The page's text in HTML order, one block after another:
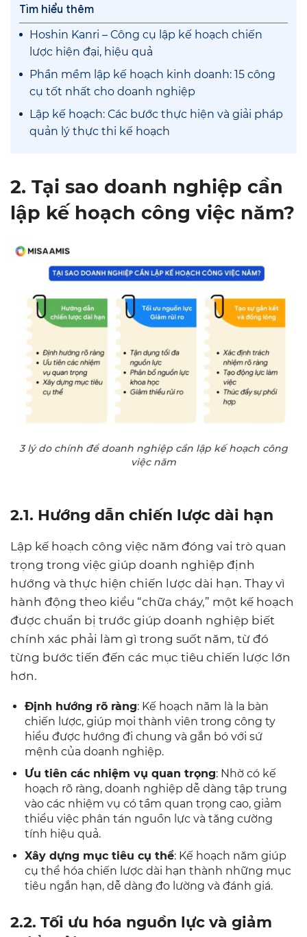
Tìm hiểu thêm
Hoshin Kanri – Công cụ lập kế hoạch chiến
lược hiện đại, hiệu quả
Phần mềm lập kế hoạch kinh doanh: 15 công
cụ tốt nhất cho doanh nghiệp
Lập kế hoạch: Các bước thực hiện và giải pháp
quản lý thực thi kế hoạch
2. Tại sao doanh nghiệp cần
lập kế hoạch công việc năm?
3 lý do chính để doanh nghiệp cần lập kế hoạch công
việc năm
2.1. Hướng dẫn chiến lược dài hạn
Lập kế hoạch công việc năm đóng vai trò quan
trọng trong việc giúp doanh nghiệp định
hướng và thực hiện chiến lược dài hạn. Thay vì
hành động theo kiểu “chữa cháy,” một kế hoạch
được chuẩn bị trước giúp doanh nghiệp biết
chính xác phải làm gì trong suốt năm, từ đó
từng bước tiến đến các mục tiêu chiến lược lớn
hơn.
Định hướng rõ ràng: Kế hoạch năm là la bàn
chiến lược, giúp mọi thành viên trong công ty
hiểu được hướng đi chung và gắn bó với sứ
mệnh của doanh nghiệp.
Ưu tiên các nhiệm vụ quan trọng: Nhờ có kế
hoạch rõ ràng, doanh nghiệp dễ dàng tập trung
vào các nhiệm vụ có tầm quan trọng cao, giảm
thiểu việc phân tán nguồn lực và tăng cường
tính hiệu quả.
Xây dựng mục tiêu cụ thể: Kế hoạch năm giúp
cụ thể hóa chiến lược dài hạn thành những mục
tiêu ngắn hạn, dễ dàng đo lường và đánh giá.
2.2. Tối ưu hóa nguồn lực và giảm